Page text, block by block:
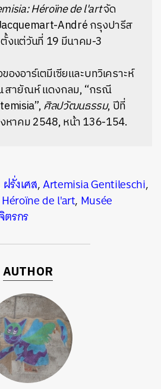
Héroïne de l'artจัด
André กรุงปารีส
งแต่วันที่ 19 มีนาคม-3
งอาร์เตมีเซียและบทวิเคราะห์
สายัณห์ แดงกลม, “กรณี
ศิลปวัฒนธรรม, ปีที่
หาคม 2548, หน้า 136-154.
ฝรั่งเศส,Artemisia Gentileschi,
de l'art, Musée
ตรกร
AUTHOR